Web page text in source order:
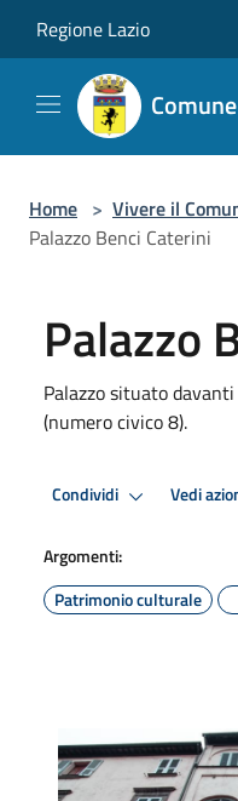
Regione Lazio
Home > Vivere il
Palazzo Benci Caterini
Palazzo
Palazzo situato
(numero civico 8).
Condividi Vedi
Argomenti:
Patrimonio culturale